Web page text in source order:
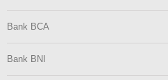
Bank BCA
Bank BNI